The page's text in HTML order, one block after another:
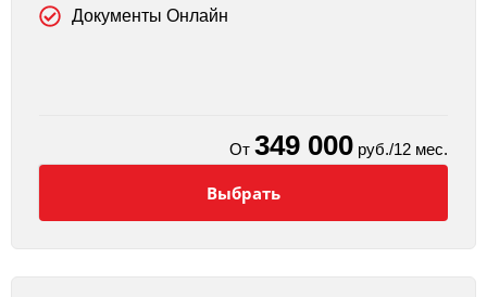
Документы Онлайн
От 349 000 руб./12 мес.
Выбрать